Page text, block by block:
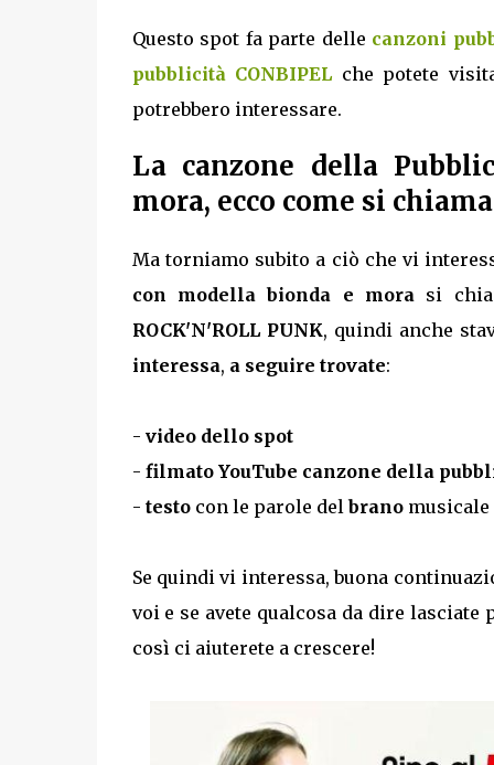
Questo spot fa parte delle canzoni
pubblicità CONBIPEL che potete
potrebbero interessare.
La canzone della
mora, ecco come si chiama
Ma torniamo subito a ciò che vi
con modella bionda e mora si
ROCK'N'ROLL PUNK, quindi anche
interessa, a seguire trovate:
- video dello spot
- filmato YouTube canzone della
- testocon le parole delbranomusicale
Se quindi vi interessa, buona
voi e se avete qualcosa da dire
così ci aiuterete a crescere!